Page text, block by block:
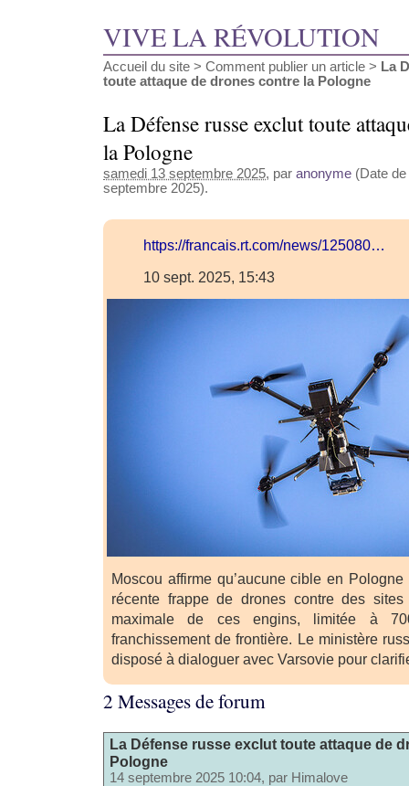
VIVE LA RÉVOLUTION
Accueil du site > Comment publier un article > La
toute attaque de drones contre la Pologne
La Défense russe exclut toute
la Pologne
samedi 13 septembre 2025, par anonyme (Date
septembre 2025).
https://francais.rt.com/news/125080…
10 sept. 2025, 15:43
Moscou affirme qu’aucune cible en
récente frappe de drones contre des
maximale de ces engins, limitée à
franchissement de frontière. Le ministère
disposé à dialoguer avec Varsovie pour
2 Messages de forum
La Défense russe exclut toute attaque de
Pologne
14 septembre 2025 10:04, par Himalove